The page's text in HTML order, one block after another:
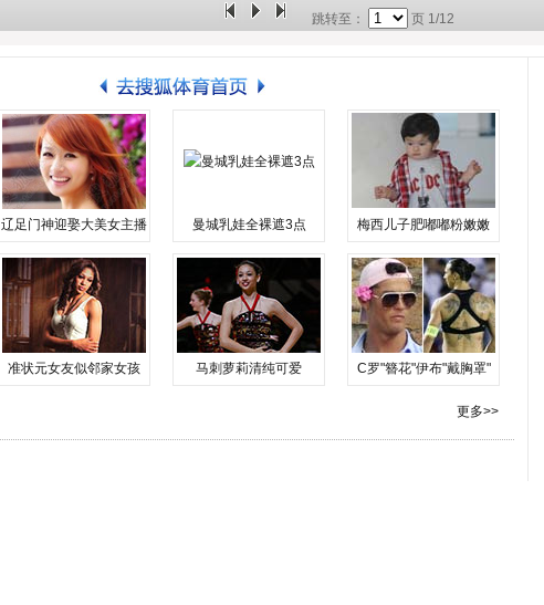
跳转至： 页 1/12
辽足门神迎娶大美女主播 曼城乳娃全裸遮3点 梅西儿子肥嘟嘟粉嫩嫩
准状元女友似邻家女孩 马刺萝莉清纯可爱 C罗"簪花"伊布"戴胸罩"
更多>>